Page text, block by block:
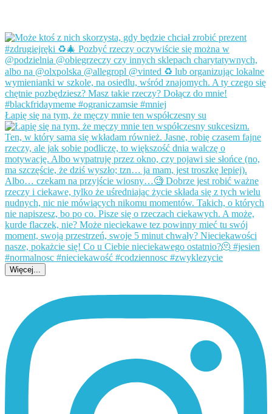
Łapię się na tym, że męczy mnie ten współczesny su
Więcej...